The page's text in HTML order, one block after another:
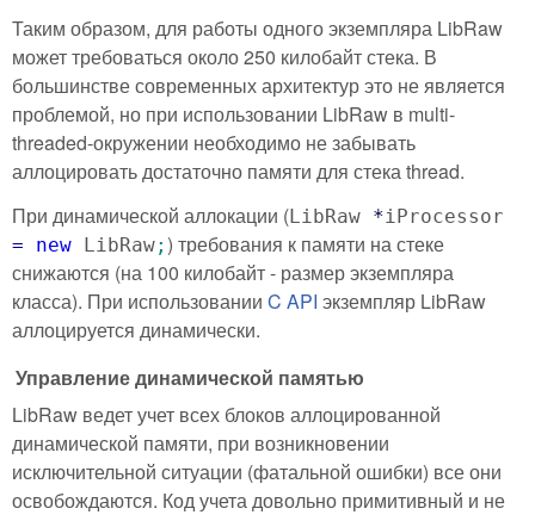
Таким образом, для работы одного экземпляра LibRaw
может требоваться около 250 килобайт стека. В
большинстве современных архитектур это не является
проблемой, но при использовании LibRaw в multi-
threaded-окружении необходимо не забывать
аллоцировать достаточно памяти для стека thread.
При динамической аллокации (LibRaw *iProcessor
=
new LibRaw; ) требования к памяти на стеке
снижаются (на 100 килобайт - размер экземпляра
класса). При использовании C API экземпляр LibRaw
аллоцируется динамически.
Управление динамической памятью
LibRaw ведет учет всех блоков аллоцированной
динамической памяти, при возникновении
исключительной ситуации (фатальной ошибки) все они
освобождаются. Код учета довольно примитивный и не